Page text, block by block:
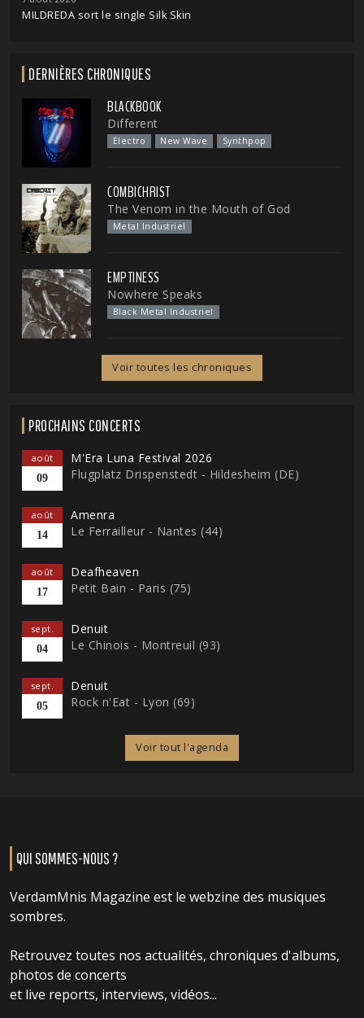
MILDREDA sort le single Silk Skin
DERNIÈRES CHRONIQUES
BLACKBOOK
Different
Electro New Wave Synthpop
COMBICHRIST
The Venom in the Mouth of God
Metal Industriel
EMPTINESS
Nowhere Speaks
Black Metal Industriel
Voir toutes les chroniques
PROCHAINS CONCERTS
août
09
M'Era Luna Festival 2026
Flugplatz Drispenstedt - Hildesheim (DE)
août
14
Amenra
Le Ferrailleur - Nantes (44)
août
17
Deafheaven
Petit Bain - Paris (75)
sept.
04
Denuit
Le Chinois - Montreuil (93)
sept.
05
Denuit
Rock n'Eat - Lyon (69)
Voir tout l'agenda
QUI SOMMES-NOUS ?
VerdamMnis Magazine est le webzine des musiques
sombres.
Retrouvez toutes nos actualités, chroniques d'albums,
photos de concerts
et live reports, interviews, vidéos...